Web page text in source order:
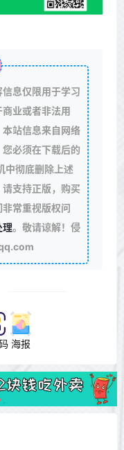
息仅限用于学习
业或者非法用
站信息来自网络
必须在下载后的
中彻底删除上述
支持正版，购买
常重视版权问
理。敬请谅解！侵
海报